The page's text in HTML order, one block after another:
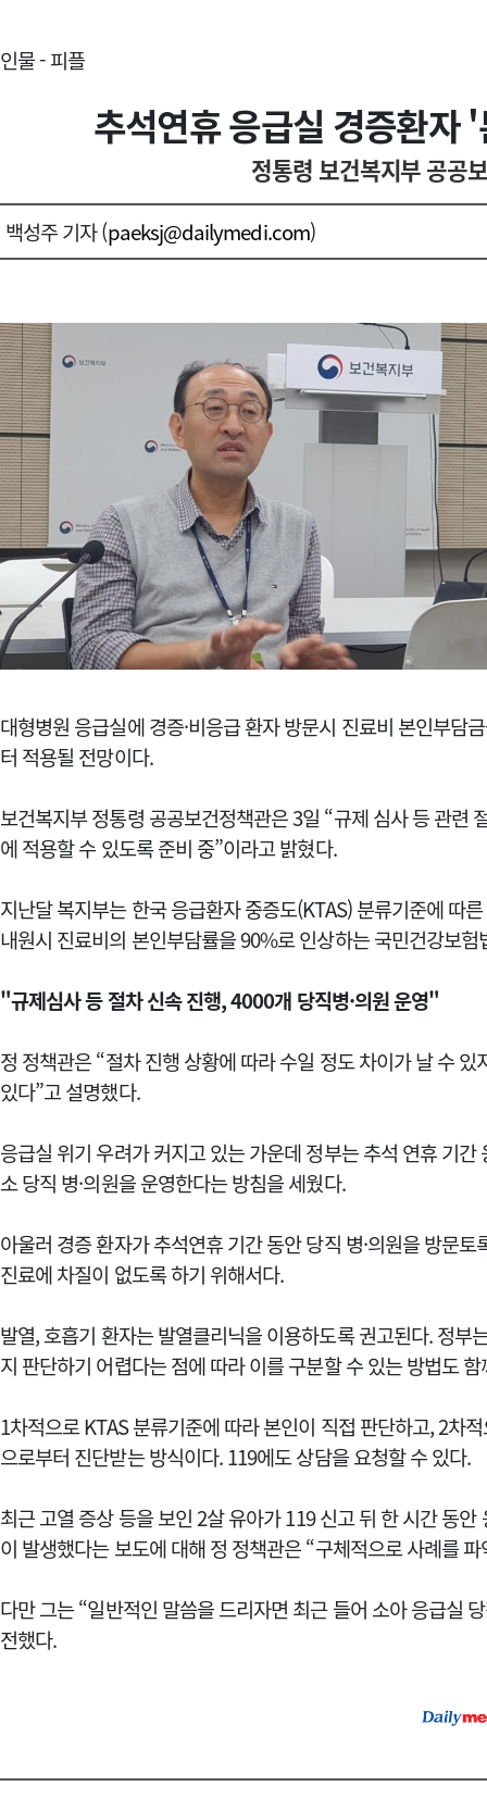
인물 - 피플
추석연휴 응급실 경증환자
정통령 보건복지부 공공
백성주 기자 (paeksj@dailymedi.com)
대형병원 응급실에 경증·비응급 환자 방문시 진료비 본인부담
터 적용될 전망이다.
보건복지부 정통령 공공보건정책관은 3일 “규제 심사 등 관련
에 적용할 수 있도록 준비 중”이라고 밝혔다.
지난달 복지부는 한국 응급환자 중증도(KTAS) 분류기준에 따
내원시 진료비의 본인부담률을 90%로 인상하는 국민건강보
"규제심사 등 절차 신속 진행, 4000개 당직병·의원 운영"
정 정책관은 “절차 진행 상황에 따라 수일 정도 차이가 날 수
있다”고 설명했다.
응급실 위기 우려가 커지고 있는 가운데 정부는 추석 연휴 기
소 당직 병·의원을 운영한다는 방침을 세웠다.
아울러 경증 환자가 추석연휴 기간 동안 당직 병·의원을 방문
진료에 차질이 없도록 하기 위해서다.
발열, 호흡기 환자는 발열클리닉을 이용하도록 권고된다. 정부
지 판단하기 어렵다는 점에 따라 이를 구분할 수 있는 방법도
1차적으로 KTAS 분류기준에 따라 본인이 직접 판단하고, 2차
으로부터 진단받는 방식이다. 119에도 상담을 요청할 수 있다.
최근 고열 증상 등을 보인 2살 유아가 119 신고 뒤 한 시간 동
이 발생했다는 보도에 대해 정 정책관은 “구체적으로 사례를
다만 그는 “일반적인 말씀을 드리자면 최근 들어 소아 응급실
전했다.